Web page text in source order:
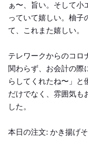
ぁ〜、旨い。そして小
っていて嬉しい。柚子
て、これまた嬉しい。
テレワークからのコロ
関わらず、お会計の際
らしてくれたね〜」と
だけでなく、雰囲気も
した。
本日の注文: かき揚げ